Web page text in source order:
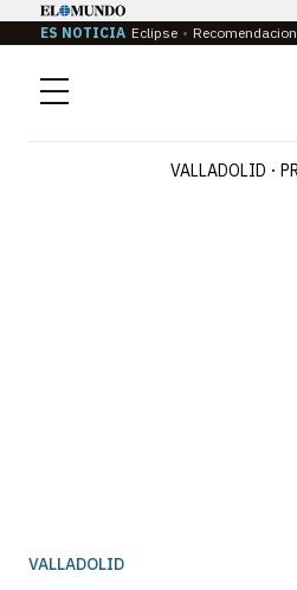
ES NOTICIA Eclipse
Menú
VALLADOLID
VALLADOLID